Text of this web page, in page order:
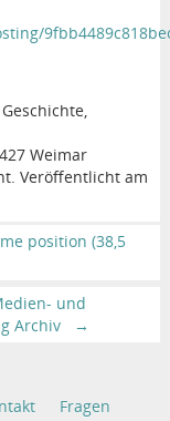
Weimar
Veröffentlicht am
position (38,5
und
Archiv
→
Fragen